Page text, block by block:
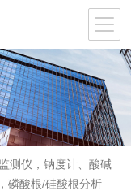
测仪，钠度计、酸碱
磷酸根/硅酸根分析